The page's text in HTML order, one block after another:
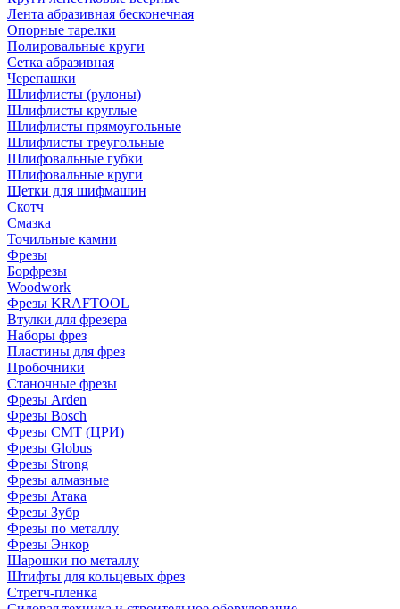
Лента абразивная бесконечная
Опорные тарелки
Полировальные круги
Сетка абразивная
Черепашки
Шлифлисты (рулоны)
Шлифлисты круглые
Шлифлисты прямоугольные
Шлифлисты треугольные
Шлифовальные губки
Шлифовальные круги
Щетки для шифмашин
Скотч
Смазка
Точильные камни
Фрезы
Борфрезы
Woodwork
Фрезы KRAFTOOL
Втулки для фрезера
Наборы фрез
Пластины для фрез
Пробочники
Станочные фрезы
Фрезы Arden
Фрезы Bosch
Фрезы CMT (ЦРИ)
Фрезы Globus
Фрезы Strong
Фрезы алмазные
Фрезы Атака
Фрезы Зубр
Фрезы по металлу
Фрезы Энкор
Шарошки по металлу
Штифты для кольцевых фрез
Стретч-пленка